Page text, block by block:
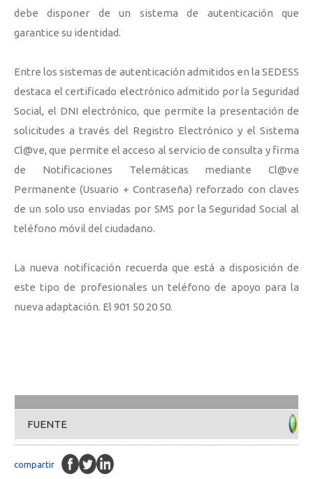
debe disponer de un sistema de autenticación que
garantice su identidad.
Entre los sistemas de autenticación admitidos en la SEDESS
destaca el certificado electrónico admitido por la Seguridad
Social, el DNI electrónico, que permite la presentación de
solicitudes a través del Registro Electrónico y el Sistema
Cl@ve, que permite el acceso al servicio de consulta y firma
de Notificaciones Telemáticas mediante Cl@ve
Permanente (Usuario + Contraseña) reforzado con claves
de un solo uso enviadas por SMS por la Seguridad Social al
teléfono móvil del ciudadano.
La nueva notificación recuerda que está a disposición de
este tipo de profesionales un teléfono de apoyo para la
nueva adaptación. El 901 50 20 50.
FUENTE
compartir